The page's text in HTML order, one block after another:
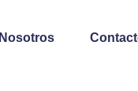
Nosotros